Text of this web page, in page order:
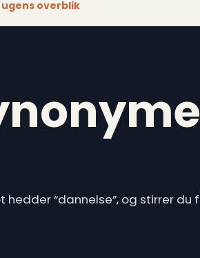
ugens overblik
“dannelse”, og stirrer